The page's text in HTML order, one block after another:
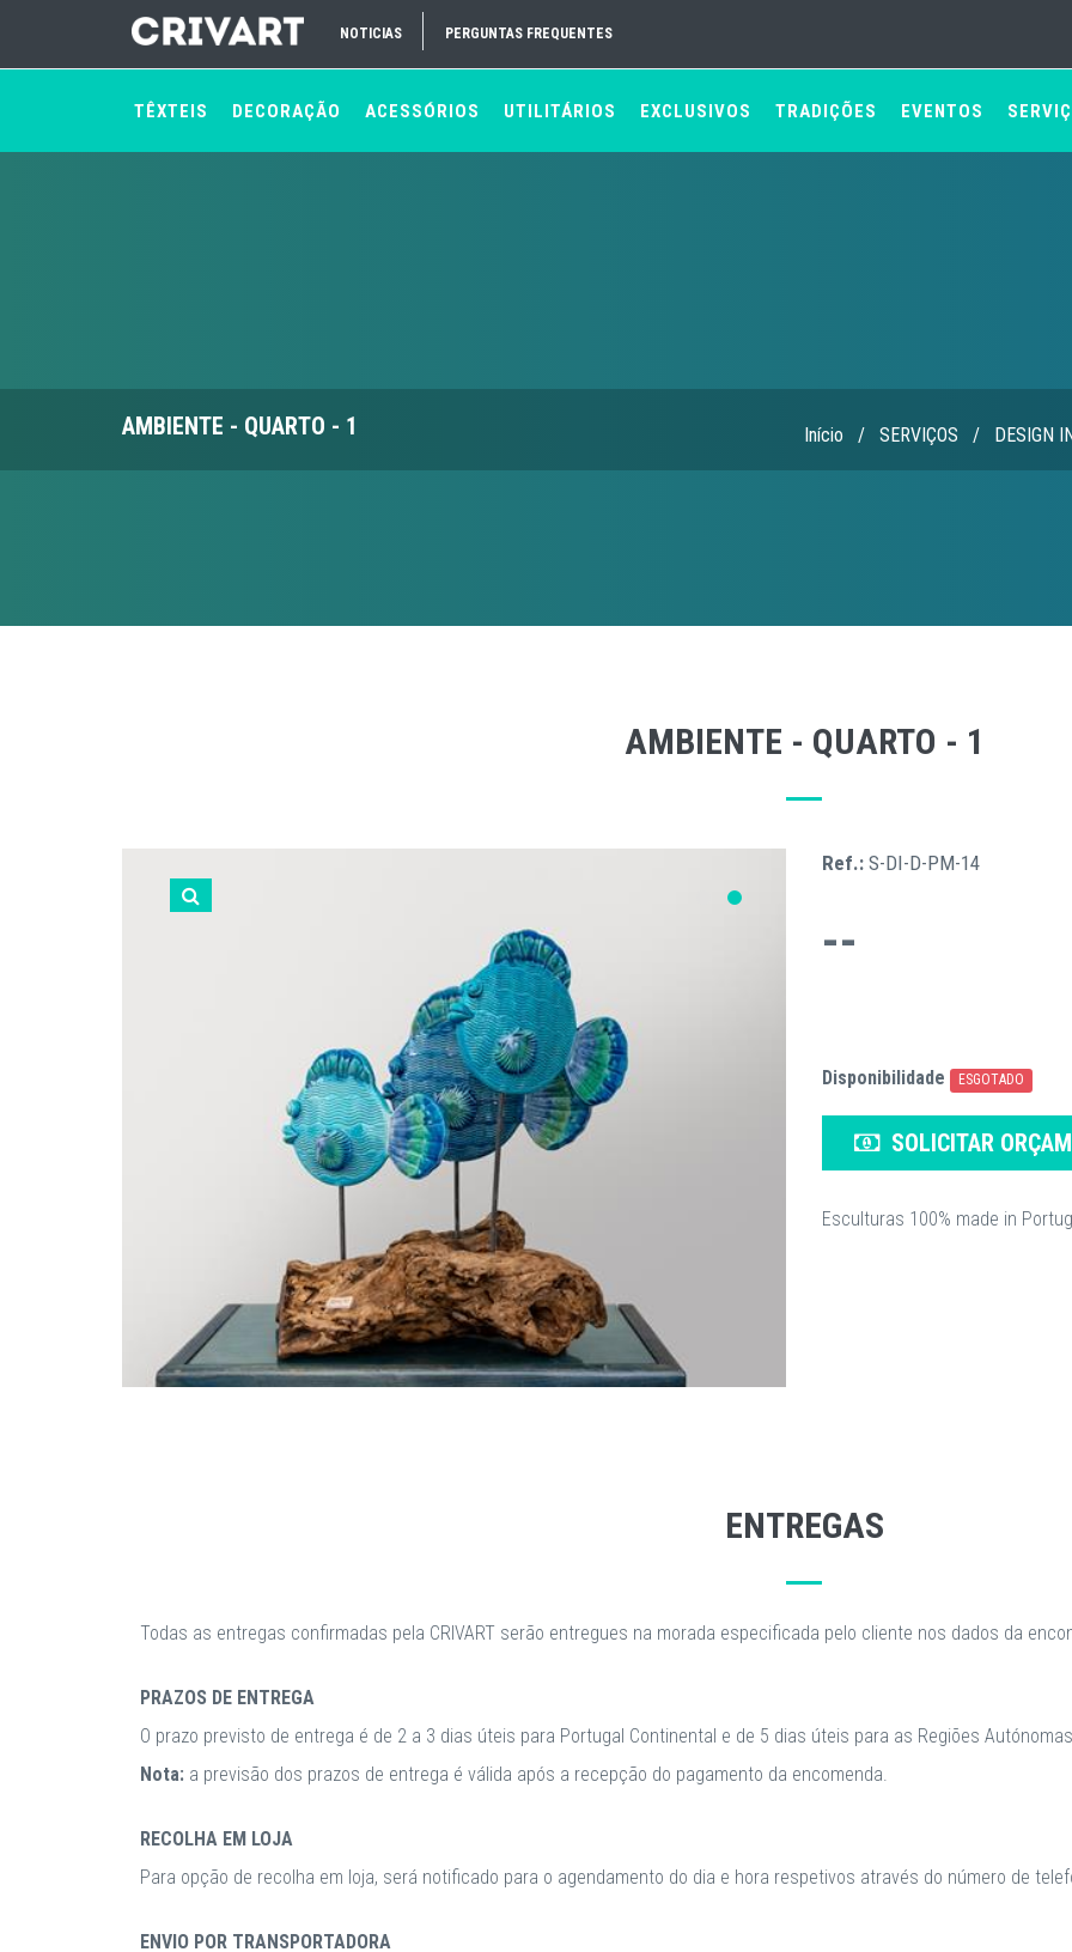
NOTICIAS PERGUNTAS FREQUENTES
TÊXTEIS DECORAÇÃO ACESSÓRIOS UTILITÁRIOS EXCLUSIVOS TRADIÇÕES EVENTOS
AMBIENTE - QUARTO - 1 Início / SERVIÇOS / DESIGN
AMBIENTE - QUARTO - 1
Ref.: S-DI-D-PM-14
--
Disponibilidade ESGOTADO
SOLICITAR
Esculturas 100% made in
ENTREGAS
Todas as entregas confirmadas pela CRIVART serão entregues na morada especificada pelo cliente nos dados da
PRAZOS DE ENTREGA
O prazo previsto de entrega é de 2 a 3 dias úteis para Portugal Continental e de 5 dias úteis para as Regiões
Nota: a previsão dos prazos de entrega é válida após a recepção do pagamento da encomenda.
RECOLHA EM LOJA
Para opção de recolha em loja, será notificado para o agendamento do dia e hora respetivos através do número de
ENVIO POR TRANSPORTADORA